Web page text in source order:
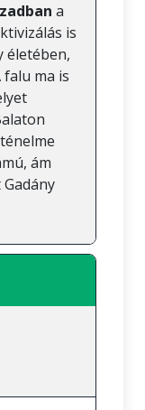
a
is
életében,
ma is
ám